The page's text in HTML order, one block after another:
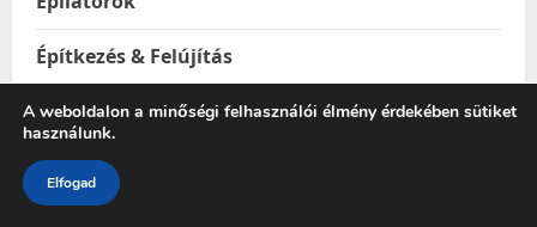
Építkezés & Felújítás
Építőanyagok
Ereszhálók
A weboldalon a minőségi felhasználói élmény érdekében sütiket
használunk.
Elfogad